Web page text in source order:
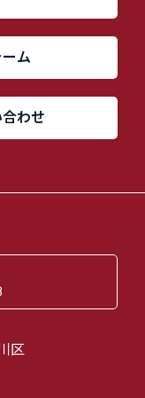
ム
わせ
区